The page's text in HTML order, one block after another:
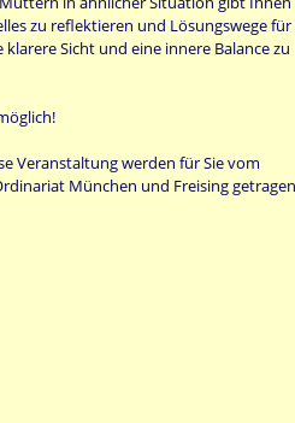
zu reflektieren und Lösungswege
Sicht und eine innere Balance zu
Veranstaltung werden für Sie vom
München und Freising